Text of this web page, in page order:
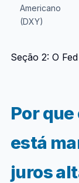
Americano
(DXY)
Seção 2: O Fed
Por
está
juros